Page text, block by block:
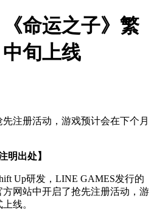
命运之子》繁
旬上线
先注册活动，游戏预计会在下个月
明出处】
Up研发，LINE GAMES发行的
网站中开启了抢先注册活动，游
线。